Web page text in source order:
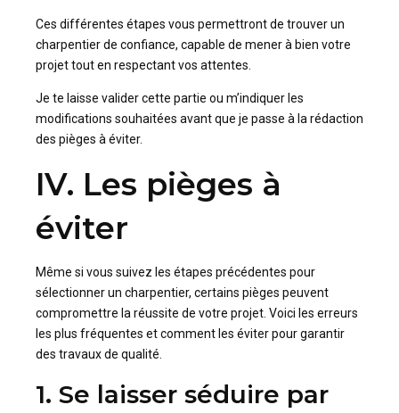
Ces différentes étapes vous permettront de trouver un
charpentier de confiance, capable de mener à bien votre
projet tout en respectant vos attentes.
Je te laisse valider cette partie ou m’indiquer les
modifications souhaitées avant que je passe à la rédaction
des pièges à éviter.
IV. Les pièges à
éviter
Même si vous suivez les étapes précédentes pour
sélectionner un charpentier, certains pièges peuvent
compromettre la réussite de votre projet. Voici les erreurs
les plus fréquentes et comment les éviter pour garantir
des travaux de qualité.
1. Se laisser séduire par